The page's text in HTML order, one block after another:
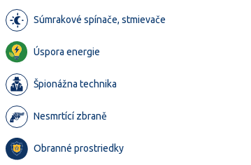
Súmrakové spínače, stmievače
Úspora energie
Špionážna technika
Nesmrtící zbraně
Obranné prostriedky